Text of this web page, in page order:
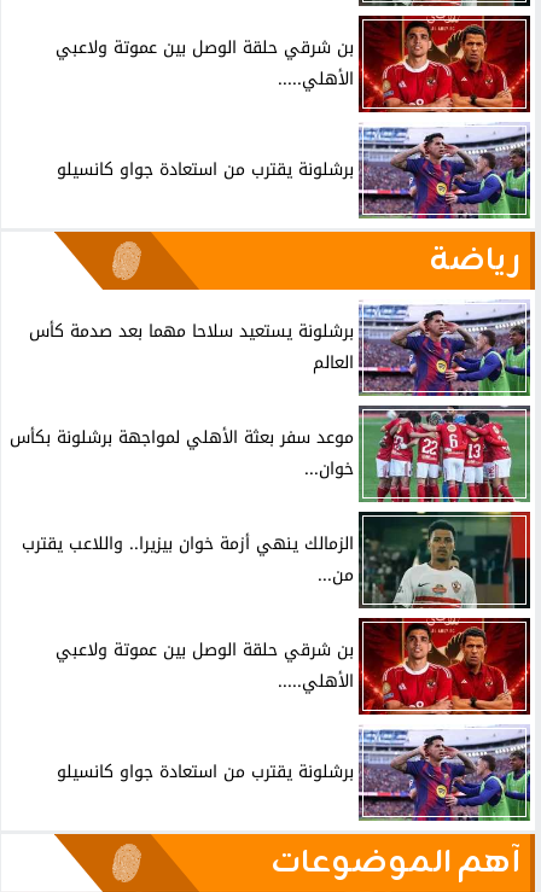
بن شرقي حلقة الوصل بين عموتة ولاعبي
الأهلي.....
برشلونة يقترب من استعادة جواو كانسيلو
رياضة
برشلونة يستعيد سلاحا مهما بعد صدمة كأس
العالم
موعد سفر بعثة الأهلي لمواجهة برشلونة بكأس
خوان...
الزمالك ينهي أزمة خوان بيزيرا.. واللاعب يقترب
من...
بن شرقي حلقة الوصل بين عموتة ولاعبي
الأهلي.....
برشلونة يقترب من استعادة جواو كانسيلو
آهم الموضوعات